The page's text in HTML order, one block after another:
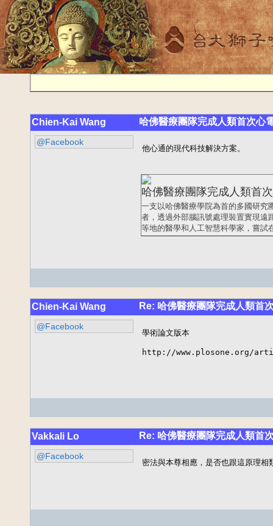
Chien-Kai Wang 哈佛醫療團隊完成人類首次心
@Facebook
他心通的現代科技解決方案。
哈佛醫療團隊完成人類首
一支以哈佛醫療學院為首的多國研究
者，透過外部腦訊號處理裝置實現遠
等地的醫學和人工智慧科學家，嘗試
Chien-Kai Wang Re: 哈佛醫療團隊完成人類首
@Facebook
學術論文版本
http://www.plosone.org/
Vakkali Lo Re: 哈佛醫療團隊完成人類首
@Facebook
密法與本尊相應，是否也跟這原理相